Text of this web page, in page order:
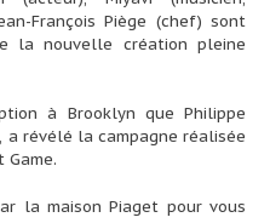
François Piège (chef) sont
la nouvelle création pleine
à Brooklyn que Philippe
a révélé la campagne réalisée
Game.
la maison Piaget pour vous